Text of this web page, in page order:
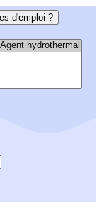
d'emploi ?